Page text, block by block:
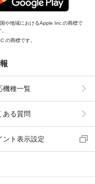
や地域におけるApple Inc.の商標で
の商標です。
機種一覧
ある質問
ント表示設定